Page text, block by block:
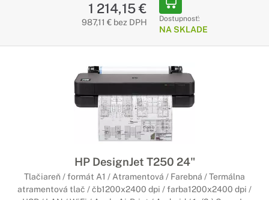
1 214,15 €
987,11 € bez DPH Dostupnosť:
NA SKLADE
HP DesignJet T250 24"
Tlačiareň / formát A1 / Atramentová / Farebná / Termálna
atramentová tlač / čb1200x2400 dpi / farba1200x2400 dpi /